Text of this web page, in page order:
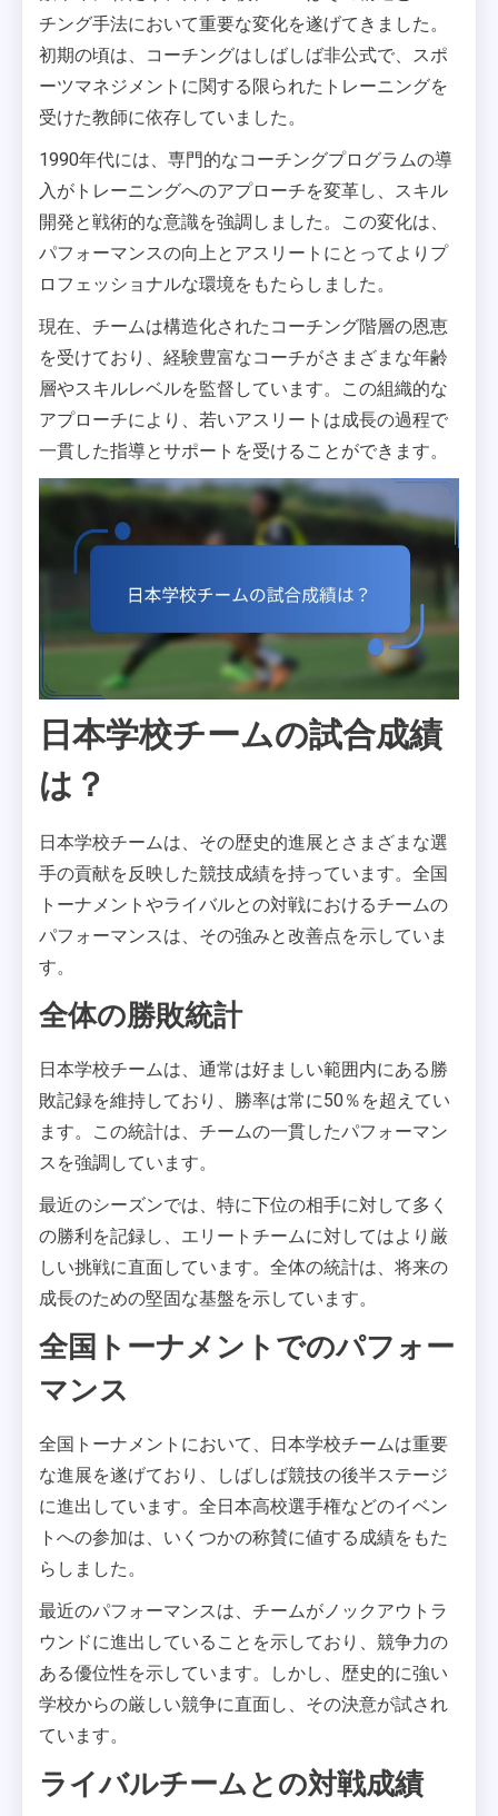
チング手法において重要な変化を遂げてきました。
初期の頃は、コーチングはしばしば非公式で、スポ
ーツマネジメントに関する限られたトレーニングを
受けた教師に依存していました。
1990年代には、専門的なコーチングプログラムの導
入がトレーニングへのアプローチを変革し、スキル
開発と戦術的な意識を強調しました。この変化は、
パフォーマンスの向上とアスリートにとってよりプ
ロフェッショナルな環境をもたらしました。
現在、チームは構造化されたコーチング階層の恩恵
を受けており、経験豊富なコーチがさまざまな年齢
層やスキルレベルを監督しています。この組織的な
アプローチにより、若いアスリートは成長の過程で
一貫した指導とサポートを受けることができます。
日本学校チームの試合成績
は？
日本学校チームは、その歴史的進展とさまざまな選
手の貢献を反映した競技成績を持っています。全国
トーナメントやライバルとの対戦におけるチームの
パフォーマンスは、その強みと改善点を示していま
す。
全体の勝敗統計
日本学校チームは、通常は好ましい範囲内にある勝
敗記録を維持しており、勝率は常に50％を超えてい
ます。この統計は、チームの一貫したパフォーマン
スを強調しています。
最近のシーズンでは、特に下位の相手に対して多く
の勝利を記録し、エリートチームに対してはより厳
しい挑戦に直面しています。全体の統計は、将来の
成長のための堅固な基盤を示しています。
全国トーナメントでのパフォー
マンス
全国トーナメントにおいて、日本学校チームは重要
な進展を遂げており、しばしば競技の後半ステージ
に進出しています。全日本高校選手権などのイベン
トへの参加は、いくつかの称賛に値する成績をもた
らしました。
最近のパフォーマンスは、チームがノックアウトラ
ウンドに進出していることを示しており、競争力の
ある優位性を示しています。しかし、歴史的に強い
学校からの厳しい競争に直面し、その決意が試され
ています。
ライバルチームとの対戦成績